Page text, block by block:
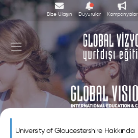
Bize Ulaşın Duyurular Kampanyalar
University of Gloucestershire Hakkında